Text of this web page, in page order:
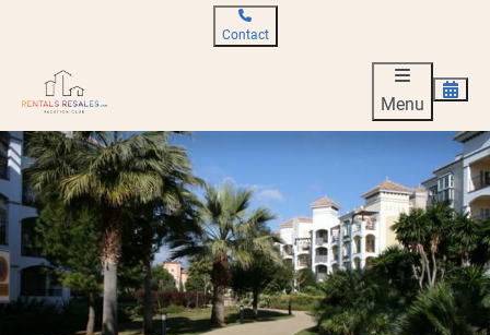
Contact
Menu